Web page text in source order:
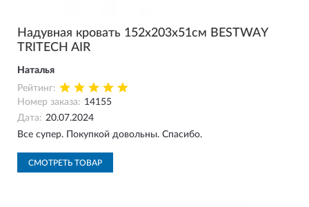
Надувная кровать 152х203х51см BESTWAY
TRITECH AIR
Наталья
Рейтинг:
Номер заказа: 14155
Дата: 20.07.2024
Все супер. Покупкой довольны. Спасибо.
СМОТРЕТЬ ТОВАР